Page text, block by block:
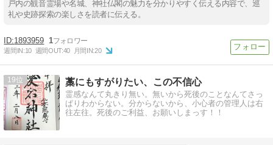
戸内の観音霊場や名城、神社仏閣の魅力を分かりやすく伝える内容で、巡
礼や史跡探索の楽しさを読者に伝える。
1893959 1
週間IN:10 週間OUT:40 月間IN:20
19 藁にもすがりたい、この不信心
霊感なんて丸きり無い。無いから死後のことなんてさっ
ぱりわからない。分からないから、小心者の管理人は右
往左往。死後のご利益、お願いしまっす！！